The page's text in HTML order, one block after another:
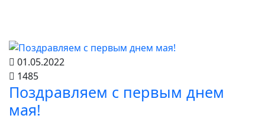
01.05.2022
1485
Поздравляем с первым днем
мая!